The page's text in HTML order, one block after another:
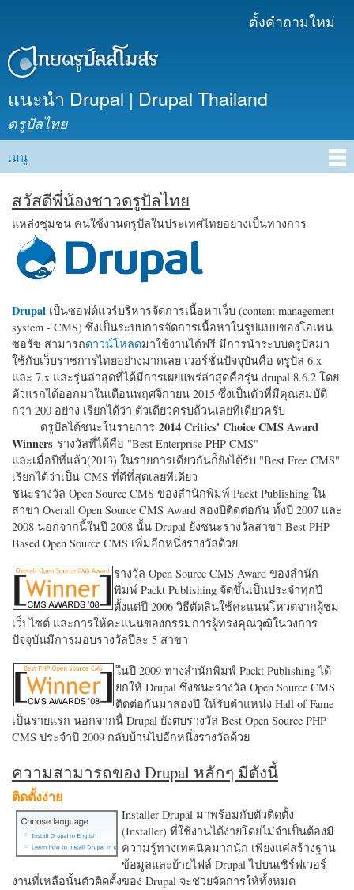
เนื้อหา
ตั้งคำถามใหม่
แนะนำ Drupal | Drupal Thailand
ดรูปัลไทย
Main menu
เมนู
สวัสดีพี่น้องชาวดรูปัลไทย
แหล่งชุมชน คนใช้งานดรูปัลในประเทศไทยอย่างเป็นทางการ
Drupal เป็นซอฟต์แวร์บริหารจัดการเนื้อหาเว็บ (content management
system - CMS) ซึ่งเป็นระบบการจัดการเนื้อหาในรูปแบบของโอเพน
ซอร์ซ สามารถดาวน์โหลดมาใช้งานได้ฟรี มีการนำระบบดรูปัลมา
ใช้กับเว็บราชการไทยอย่างมากเลย เวอร์ชั่นปัจจุบันคือ ดรูปัล 6.x
และ 7.x และรุ่นล่าสุดที่ได้มีการเผยแพร่ล่าสุดคือรุ่น drupal 8.6.2 โดย
ตัวแรกได้ออกมาในเดือนพฤศจิกายน 2015 ซึ่งเป็นตัวที่มีคุณสมบัติ
กว่า 200 อย่าง เรียกได้ว่า ตัวเดียวครบถ้วนเลยทีเดียวครับ
ดรูปัลได้ชนะในรายการ 2014 Critics' Choice CMS Award
Winners รางวัลที่ได้คือ "Best Enterprise PHP CMS"
และเมื่อปีที่แล้ว(2013) ในรายการเดียวกันก็ยังได้รับ "Best Free CMS"
เรียกได้ว่าเป็น CMS ที่ดีที่สุดเลยทีเดียว
ชนะรางวัล Open Source CMS ของสำนักพิมพ์ Packt Publishing ใน
สาขา Overall Open Source CMS Award สองปีติดต่อกัน ทั้งปี 2007 และ
2008 นอกจากนี้ในปี 2008 นั้น Drupal ยังชนะรางวัลสาขา Best PHP
Based Open Source CMS เพิ่มอีกหนึ่งรางวัลด้วย
รางวัล Open Source CMS Award ของสำนัก
พิมพ์ Packt Publishing จัดขึ้นเป็นประจำทุกปี
ตั้งแต่ปี 2006 วิธีตัดสินใช้คะแนนโหวตจากผู้ชม
เว็บไซต์ และการให้คะแนนของกรรมการผู้ทรงคุณวุฒิในวงการ
ปัจจุบันมีการมอบรางวัลปีละ 5 สาขา
ในปี 2009 ทางสำนักพิมพ์ Packt Publishing ได้
ยกให้ Drupal ซึ่งชนะรางวัล Open Source CMS
ติดต่อกันมาสองปี ให้รับตำแหน่ง Hall of Fame
เป็นรายแรก นอกจากนี้ Drupal ยังตบรางวัล Best Open Source PHP
CMS ประจำปี 2009 กลับบ้านไปอีกหนึ่งรางวัลด้วย
ความสามารถของ Drupal หลักๆ มีดังนี้
ติดตั้งง่าย
Installer Drupal มาพร้อมกับตัวติดตั้ง
(Installer) ที่ใช้งานได้ง่ายโดยไม่จำเป็นต้องมี
ความรู้ทางเทคนิคมากนัก เพียงแค่สร้างฐาน
ข้อมูลและย้ายไฟล์ Drupal ไปบนเซิร์ฟเวอร์
งานที่เหลือนั้นตัวติดตั้งของ Drupal จะช่วยจัดการให้ทั้งหมด